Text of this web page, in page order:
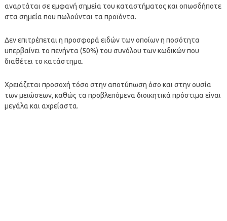
αναρτάται σε εμφανή σημεία του καταστήματος και οπωσδήποτε
στα σημεία που πωλούνται τα προϊόντα.
Δεν επιτρέπεται η προσφορά ειδών των οποίων η ποσότητα
υπερβαίνει το πενήντα (50%) του συνόλου των κωδικών που
διαθέτει το κατάστημα.
Χρειάζεται προσοχή τόσο στην αποτύπωση όσο και στην ουσία
των μειώσεων, καθώς τα προβλεπόμενα διοικητικά πρόστιμα είναι
μεγάλα και αχρείαστα.